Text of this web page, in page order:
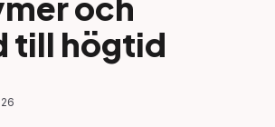
till högtid